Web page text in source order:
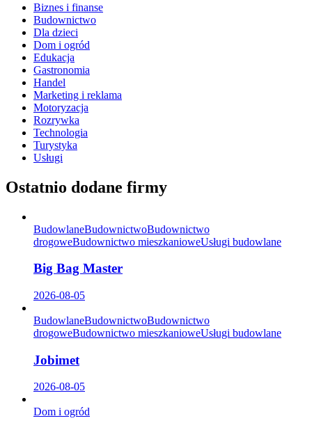
Biznes i finanse
Budownictwo
Dla dzieci
Dom i ogród
Edukacja
Gastronomia
Handel
Marketing i reklama
Motoryzacja
Rozrywka
Technologia
Turystyka
Usługi
Ostatnio dodane firmy
BudowlaneBudownictwoBudownictwo
drogoweBudownictwo mieszkanioweUsługi budowlane
Big Bag Master
2026-08-05
BudowlaneBudownictwoBudownictwo
drogoweBudownictwo mieszkanioweUsługi budowlane
Jobimet
2026-08-05
Dom i ogród